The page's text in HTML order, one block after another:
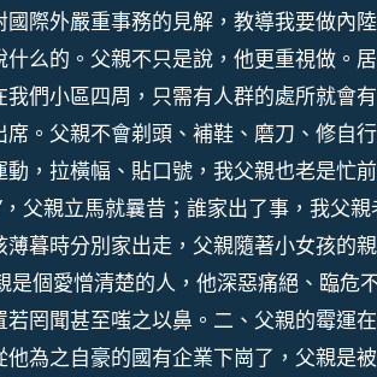
際外嚴重事務的見解，教導我要做內
么的。父親不只是說，他更重視做。
們小區四周，只需有人群的處所就會
。父親不會剃頭、補鞋、磨刀、修自
，拉橫幅、貼口號，我父親也老是忙
父親立馬就曩昔；誰家出了事，我父
暮時分別家出走，父親隨著小女孩的
是個愛憎清楚的人，他深惡痛絕、臨危
罔聞甚至嗤之以鼻。二、父親的霉運
為之自豪的國有企業下崗了，父親是